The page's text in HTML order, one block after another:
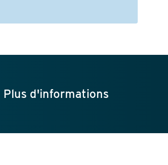
Plus d'informations